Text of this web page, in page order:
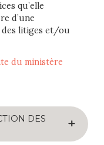
qu’elle
d’une
des litiges et/ou
du ministère
DES